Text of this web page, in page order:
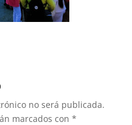
no será publicada.
marcados con *